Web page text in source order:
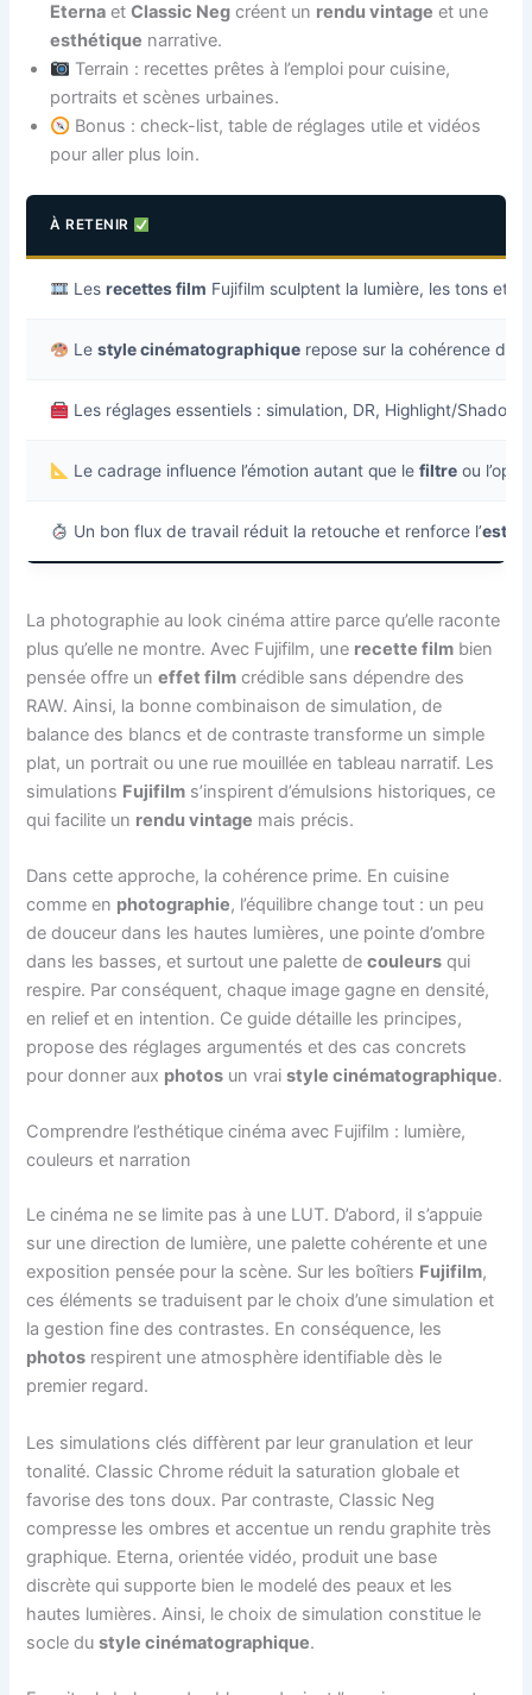
Eterna etClassic Neg créent un rendu vintage et une
esthétique narrative.
Terrain : recettes prêtes à l’emploi pour cuisine,
portraits et scènes urbaines.
Bonus : check-list, table de réglages utile et vidéos
pour aller plus loin.
À RETENIR
Lesrecettes film Fujifilm sculptent la lumière, les tons et
Lestyle cinématographique repose sur la cohérence des
Les réglages essentiels : simulation, DR, Highlight/Shadow,
Le cadrage influence l’émotion autant que lefiltre ou
Un bon flux de travail réduit la retouche et renforce l’
La photographie au look cinéma attire parce qu’elle raconte
plus qu’elle ne montre. Avec Fujifilm, une recette film bien
pensée offre uneffet film crédible sans dépendre des
RAW. Ainsi, la bonne combinaison de simulation, de
balance des blancs et de contraste transforme un simple
plat, un portrait ou une rue mouillée en tableau narratif. Les
simulations Fujifilm s’inspirent d’émulsions historiques, ce
qui facilite un rendu vintage mais précis.
Dans cette approche, la cohérence prime. En cuisine
comme en photographie, l’équilibre change tout : un peu
de douceur dans les hautes lumières, une pointe d’ombre
dans les basses, et surtout une palette decouleurs qui
respire. Par conséquent, chaque image gagne en densité,
en relief et en intention. Ce guide détaille les principes,
propose des réglages argumentés et des cas concrets
pour donner aux photos un vraistyle cinématographique.
Comprendre l’esthétique cinéma avec Fujifilm : lumière,
couleurs et narration
Le cinéma ne se limite pas à une LUT. D’abord, il s’appuie
sur une direction de lumière, une palette cohérente et une
exposition pensée pour la scène. Sur les boîtiers Fujifilm,
ces éléments se traduisent par le choix d’une simulation et
la gestion fine des contrastes. En conséquence, les
photos respirent une atmosphère identifiable dès le
premier regard.
Les simulations clés diffèrent par leur granulation et leur
tonalité. Classic Chrome réduit la saturation globale et
favorise des tons doux. Par contraste, Classic Neg
compresse les ombres et accentue un rendu graphite très
graphique. Eterna, orientée vidéo, produit une base
discrète qui supporte bien le modelé des peaux et les
hautes lumières. Ainsi, le choix de simulation constitue le
socle dustyle cinématographique.